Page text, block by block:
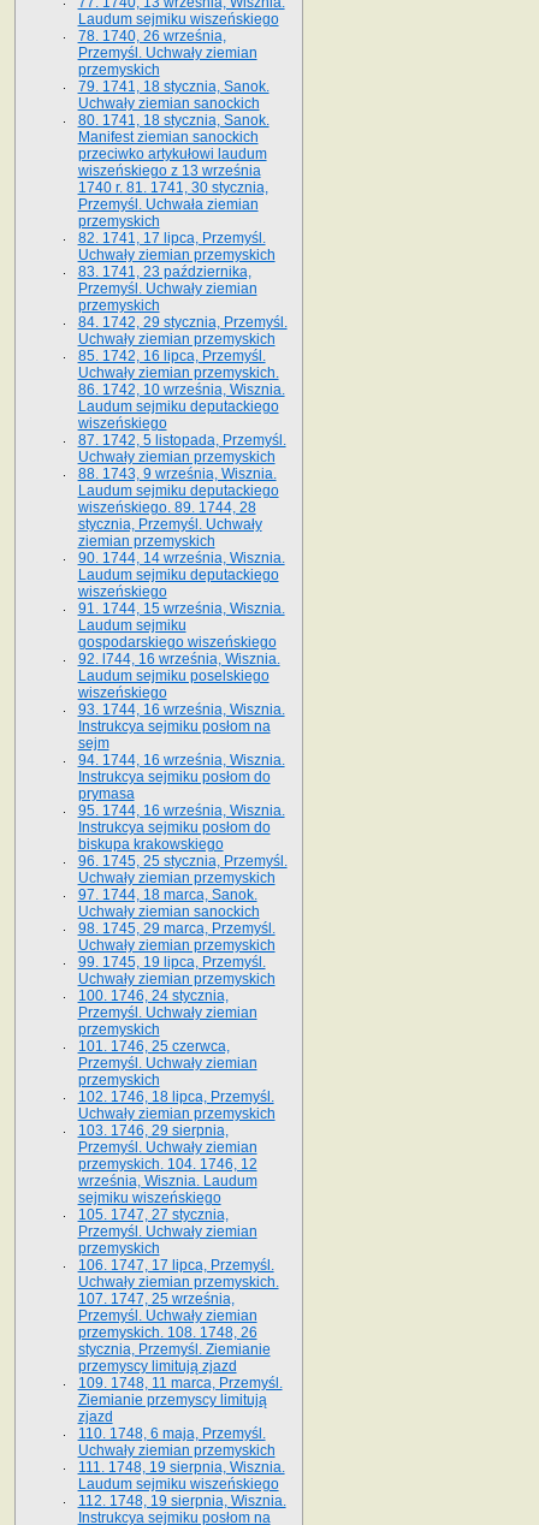
Laudum sejmiku wiszeńskiego
78. 1740, 26 września,
Przemyśl. Uchwały ziemian
przemyskich
79. 1741, 18 stycznia, Sanok.
Uchwały ziemian sanockich
80. 1741, 18 stycznia, Sanok.
Manifest ziemian sanockich
przeciwko artykułowi laudum
wiszeńskiego z 13 wrze­śnia
1740 r. 81. 1741, 30 stycznia,
Przemyśl. Uchwała ziemian
przemyskich
82. 1741, 17 lipca, Przemyśl.
Uchwały ziemian przemyskich
83. 1741, 23 października,
Przemyśl. Uchwały ziemian
przemyskich
84. 1742, 29 stycznia, Przemyśl.
Uchwały ziemian przemyskich
85. 1742, 16 lipca, Przemyśl.
Uchwały ziemian przemyskich.
86. 1742, 10 września, Wisznia.
Laudum sejmiku deputackiego
wiszeńskiego
87. 1742, 5 listopada, Przemyśl.
Uchwały ziemian przemyskich
88. 1743, 9 września, Wisznia.
Laudum sejmiku deputackiego
wiszeńskiego. 89. 1744, 28
stycznia, Przemyśl. Uchwały
ziemian przemyskich
90. 1744, 14 września, Wisznia.
Laudum sejmiku deputackiego
wiszeńskiego
91. 1744, 15 września, Wisznia.
Laudum sejmiku
gospodarskiego wiszeńskiego
92. l744, 16 września, Wisznia.
Laudum sejmiku poselskiego
wiszeńskiego
93. 1744, 16 września, Wisznia.
Instrukcya sejmiku posłom na
sejm
94. 1744, 16 września, Wisznia.
Instrukcya sejmiku posłom do
prymasa
95. 1744, 16 września, Wisznia.
Instrukcya sejmiku posłom do
biskupa krakowskiego
96. 1745, 25 stycznia, Przemyśl.
Uchwały ziemian przemyskich
97. 1744, 18 marca, Sanok.
Uchwały ziemian sanockich
98. 1745, 29 marca, Przemyśl.
Uchwały ziemian przemyskich
99. 1745, 19 lipca, Przemyśl.
Uchwały ziemian przemyskich
100. 1746, 24 stycznia,
Przemyśl. Uchwały ziemian
przemyskich
101. 1746, 25 czerwca,
Przemyśl. Uchwały ziemian
przemyskich
102. 1746, 18 lipca, Przemyśl.
Uchwały ziemian przemyskich
103. 1746, 29 sierpnia,
Przemyśl. Uchwały ziemian
przemyskich. 104. 1746, 12
września, Wisznia. Laudum
sejmiku wiszeńskiego
105. 1747, 27 stycznia,
Przemyśl. Uchwały ziemian
przemyskich
106. 1747, 17 lipca, Przemyśl.
Uchwały ziemian przemyskich.
107. 1747, 25 września,
Przemyśl. Uchwały ziemian
przemyskich. 108. 1748, 26
stycznia, Przemyśl. Ziemianie
przemyscy limitują zjazd
109. 1748, 11 marca, Przemyśl.
Ziemianie przemyscy limitują
zjazd
110. 1748, 6 maja, Przemyśl.
Uchwały ziemian przemyskich
111. 1748, 19 sierpnia, Wisznia.
Laudum sejmiku wiszeńskiego
112. 1748, 19 sierpnia, Wisznia.
Instrukcya sejmiku posłom na